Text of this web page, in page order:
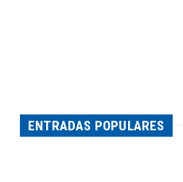
ENTRADAS POPULARES